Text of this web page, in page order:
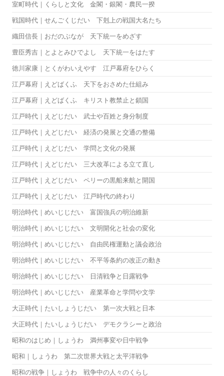
室町時代｜くらしと文化 金閣・銀閣・農民一揆
戦国時代｜せんごくじだい 下剋上の戦国大名たち
織田信長｜おだのぶなが 天下統一をめざす
豊臣秀吉｜とよとみひでよし 天下統一をはたす
徳川家康｜とくがわいえやす 江戸幕府をひらく
江戸幕府｜えどばくふ 天下をおさめた仕組み
江戸幕府｜えどばくふ キリスト教禁止と鎖国
江戸時代｜えどじだい 武士や百姓と身分制度
江戸時代｜えどじだい 経済の発展と交通の整備
江戸時代｜えどじだい 学問と文化の発展
江戸時代｜えどじだい 三大改革による立て直し
江戸時代｜えどじだい ペリーの黒船来航と開国
江戸時代｜えどじだい 江戸時代の終わり
明治時代｜めいじじだい 富国強兵の明治維新
明治時代｜めいじじだい 文明開化と社会の変化
明治時代｜めいじじだい 自由民権運動と議会政治
明治時代｜めいじじだい 不平等条約の改正の動き
明治時代｜めいじじだい 日清戦争と日露戦争
明治時代｜めいじじだい 産業革命と学問や文学
大正時代｜たいしょうじだい 第一次大戦と日本
大正時代｜たいしょうじだい デモクラシーと政治
昭和のはじめ｜しょうわ 満州事変や日中戦争
昭和｜しょうわ 第二次世界大戦と太平洋戦争
昭和の戦争｜しょうわ 戦争中の人々のくらし